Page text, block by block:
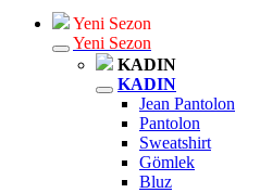
Yeni Sezon
Yeni Sezon
KADIN
KADIN
Jean Pantolon
Pantolon
Sweatshirt
Gömlek
Bluz